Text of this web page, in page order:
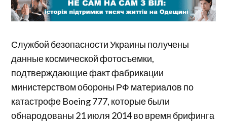
Службой безопасности Украины получены
данные космической фотосъемки,
подтверждающие факт фабрикации
министерством обороны РФ материалов по
катастрофе Boeing 777, которые были
обнародованы 21 июля 2014 во время брифинга